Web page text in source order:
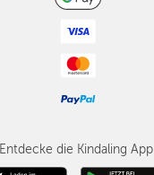
Entdecke die Kindaling App